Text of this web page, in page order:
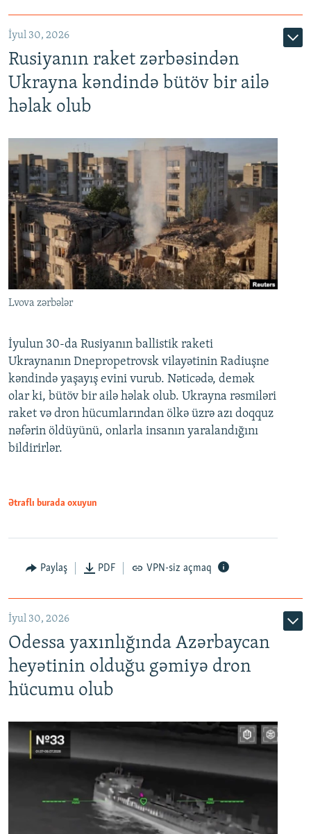
İyul 30, 2026
Rusiyanın raket zərbəsindən
Ukrayna kəndində bütöv bir ailə
həlak olub
Lvova zərbələr
İyulun 30-da Rusiyanın ballistik raketi
Ukraynanın Dnepropetrovsk vilayətinin Radiuşne
kəndində yaşayış evini vurub. Nəticədə, demək
olar ki, bütöv bir ailə həlak olub. Ukrayna rəsmiləri
raket və dron hücumlarından ölkə üzrə azı doqquz
nəfərin öldüyünü, onlarla insanın yaralandığını
bildirirlər.
Ətraflı burada oxuyun
Paylaş PDF VPN-siz açmaq
İyul 30, 2026
Odessa yaxınlığında Azərbaycan
heyətinin olduğu gəmiyə dron
hücumu olub